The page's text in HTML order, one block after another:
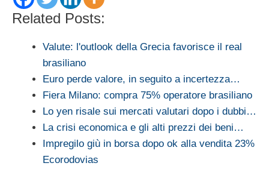
Related Posts:
Valute: l'outlook della Grecia favorisce il real
brasiliano
Euro perde valore, in seguito a incertezza…
Fiera Milano: compra 75% operatore brasiliano
Lo yen risale sui mercati valutari dopo i dubbi…
La crisi economica e gli alti prezzi dei beni…
Impregilo giù in borsa dopo ok alla vendita 23%
Ecorodovias